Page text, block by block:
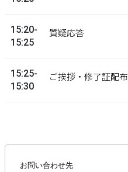
15:20-
15:25
質疑応答
15:25-
15:30
ご挨拶・修了証配布
お問い合わせ先